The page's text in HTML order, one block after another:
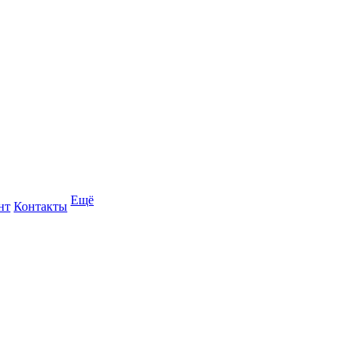
Контакты Ещё